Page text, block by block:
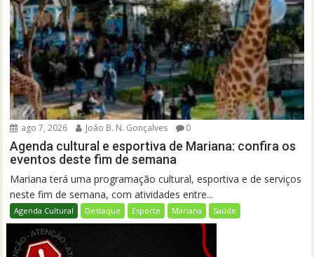
ago 7, 2026 João B. N. Gonçalves 0
Agenda cultural e esportiva de Mariana: confira os
eventos deste fim de semana
Mariana terá uma programação cultural, esportiva e de serviços
neste fim de semana, com atividades entre...
Agenda Cultural Destaque Esporte Mariana Saúde